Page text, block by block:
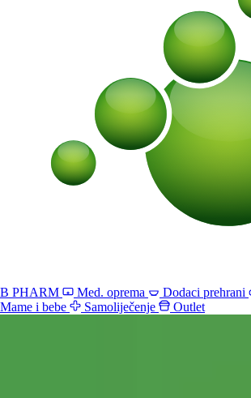
B PHARM Med. oprema Dodaci prehrani
Mame i bebe
Samoliječenje Outlet